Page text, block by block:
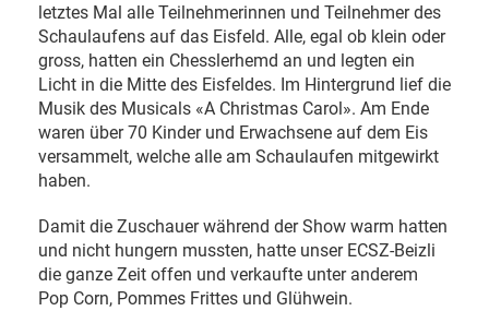
letztes Mal alle Teilnehmerinnen und Teilnehmer des
Schaulaufens auf das Eisfeld. Alle, egal ob klein oder
gross, hatten ein Chesslerhemd an und legten ein
Licht in die Mitte des Eisfeldes. Im Hintergrund lief die
Musik des Musicals «A Christmas Carol». Am Ende
waren über 70 Kinder und Erwachsene auf dem Eis
versammelt, welche alle am Schaulaufen mitgewirkt
haben.
Damit die Zuschauer während der Show warm hatten
und nicht hungern mussten, hatte unser ECSZ-Beizli
die ganze Zeit offen und verkaufte unter anderem
Pop Corn, Pommes Frittes und Glühwein.